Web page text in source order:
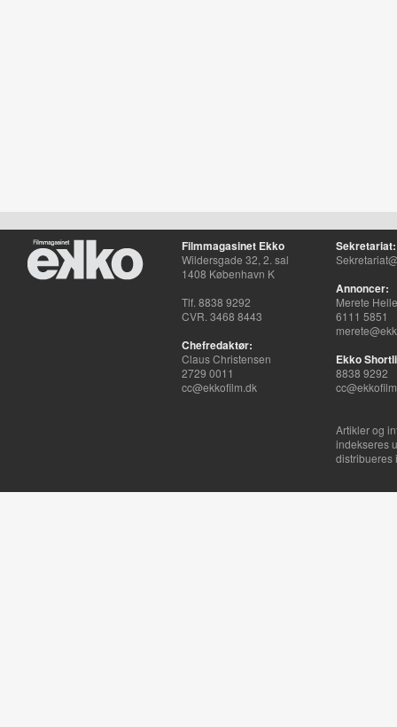
Filmmagasinet Ekko
Wildersgade 32, 2. sal
1408 København K
Tlf. 8838 9292
CVR. 3468 8443
Chefredaktør:
Claus Christensen
2729 0011
cc@ekkofilm.dk
Sekretariat:
Annoncer:
Merete
6111 5851
Ekko
8838 9292
Artikler og
indekseres
distribueres